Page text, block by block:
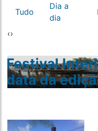
Tudo
Dia a
dia
‹›
Festival
data da